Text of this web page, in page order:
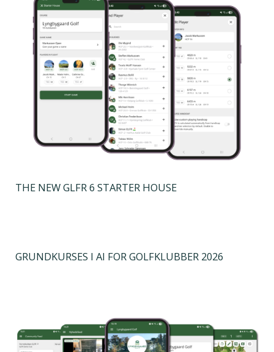
THE NEW GLFR 6 STARTER HOUSE
GRUNDKURSES I AI FOR GOLFKLUBBER 2026